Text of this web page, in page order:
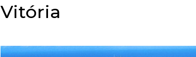
Vitória